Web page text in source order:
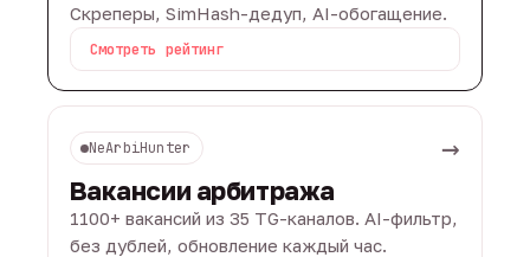
Скреперы, SimHash-дедуп, AI-обогащение.
Смотреть рейтинг
NeArbiHunter →
Вакансии арбитража
1100+ вакансий из 35 TG-каналов. AI-фильтр,
без дублей, обновление каждый час.